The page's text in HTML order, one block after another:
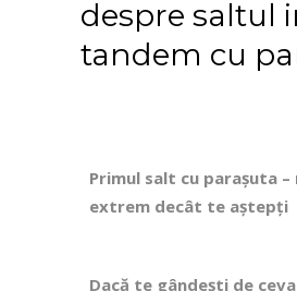
despre saltul
tandem cu
Primul salt cu parașuta –
extrem decât te aștepți
Dacă te gândești de